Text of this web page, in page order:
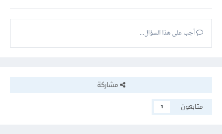
أجب على هذا السؤال...
مشاركة
متابعون
1